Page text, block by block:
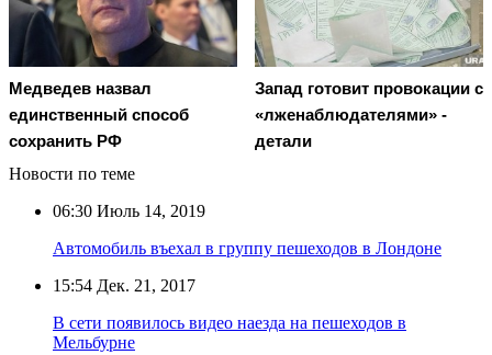
Медведев назвал
единственный способ
сохранить РФ
Запад готовит провокации с
«лженаблюдателями» -
детали
Новости по теме
06:30 Июль 14, 2019
Автомобиль въехал в группу пешеходов в Лондоне
15:54 Дек. 21, 2017
В сети появилось видео наезда на пешеходов в
Мельбурне